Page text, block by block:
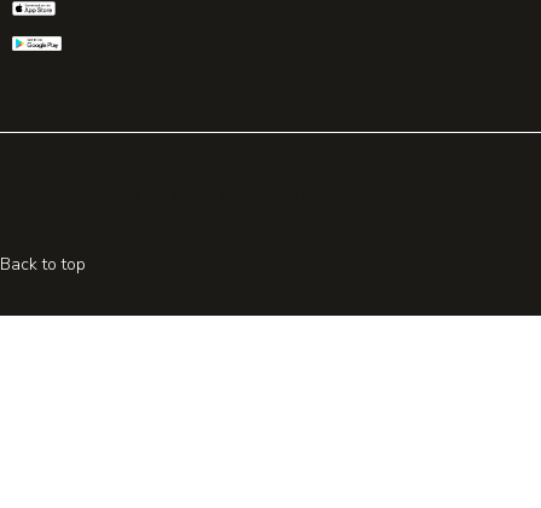
Back to top